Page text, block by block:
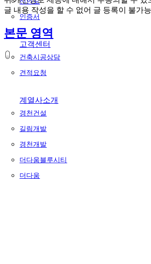
인증서
고객센터
건축시공상담
견적요청
계열사소개
경천건설
길림개발
경천개발
더다움블루시티
더다움
글 내용 작성을 할 수 없어 글 등록이 불가
본문 영역